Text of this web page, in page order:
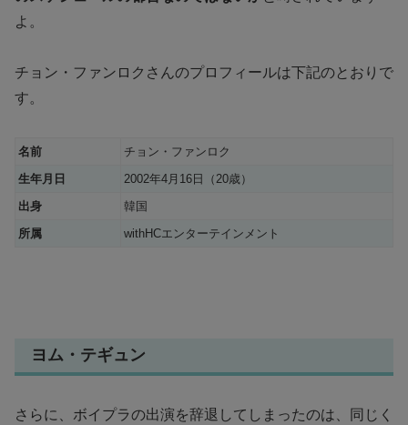
よ。
チョン・ファンロクさんのプロフィールは下記のとおりで
す。
名前
チョン・ファンロク
生年月日
2002年4月16日（20歳）
出身
韓国
所属
withHCエンターテインメント
ヨム・テギュン
さらに、ボイプラの出演を辞退してしまったのは、同じく